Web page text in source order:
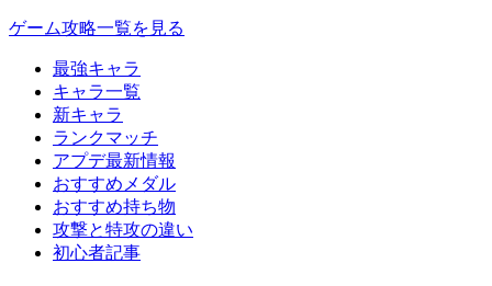
ゲーム攻略一覧を見る
最強キャラ
キャラ一覧
新キャラ
ランクマッチ
アプデ最新情報
おすすめメダル
おすすめ持ち物
攻撃と特攻の違い
初心者記事